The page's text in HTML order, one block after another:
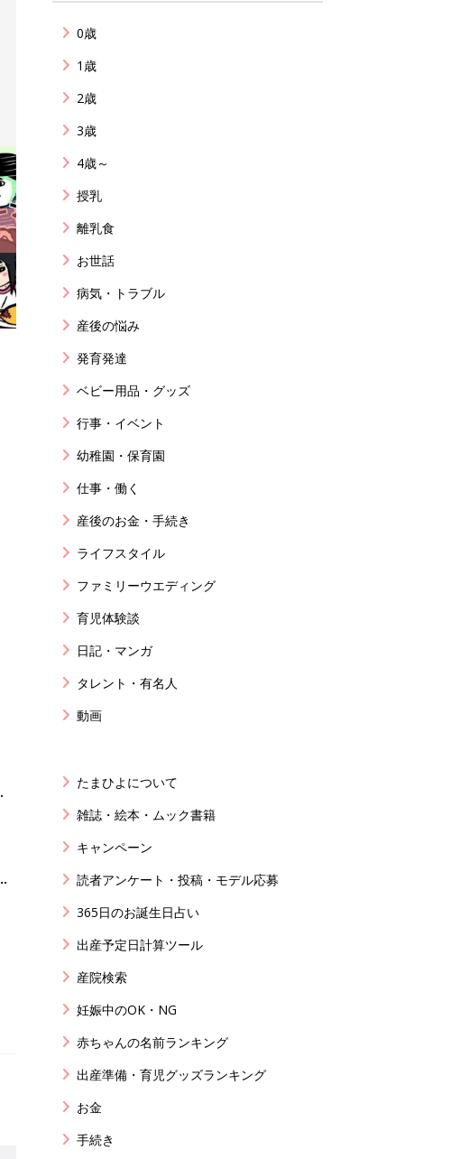
0歳
1歳
2歳
3歳
4歳～
授乳
離乳食
お世話
病気・トラブル
産後の悩み
発育発達
ベビー用品・グッズ
行事・イベント
幼稚園・保育園
仕事・働く
産後のお金・手続き
ライフスタイル
ファミリーウエディング
育児体験談
日記・マンガ
タレント・有名人
動画
たまひよについて
雑誌・絵本・ムック書籍
キャンペーン
読者アンケート・投稿・モデル応募
365日のお誕生日占い
出産予定日計算ツール
産院検索
妊娠中のOK・NG
赤ちゃんの名前ランキング
出産準備・育児グッズランキング
お金
手続き